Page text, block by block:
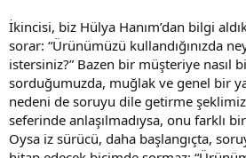
İkincisi, biz Hülya Hanım’dan bilgi
sorar: “Ürünümüzü kullandığınızda
istersiniz?” Bazen bir müşteriye nasıl
sorduğumuzda, muğlak ve genel bir
nedeni de soruyu dile getirme
seferinde anlaşılmadıysa, onu farklı
Oysa iz sürücü, daha başlangıçta,